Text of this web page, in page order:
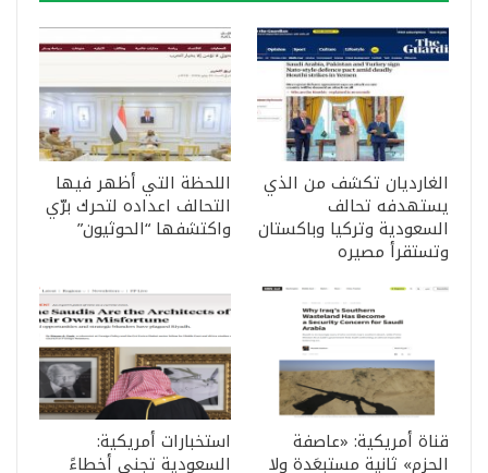
الغارديان تكشف من الذي
يستهدفه تحالف
السعودية وتركيا وباكستان
وتستقرأ مصيره
اللحظة التي أظهر فيها
التحالف اعداده لتحرك برّي
واكتشفها “الحوثيون”
قناة أمريكية: «عاصفة
الحزم» ثانية مستبعَدة ولا
استخبارات أمريكية:
السعودية تجني أخطاءً